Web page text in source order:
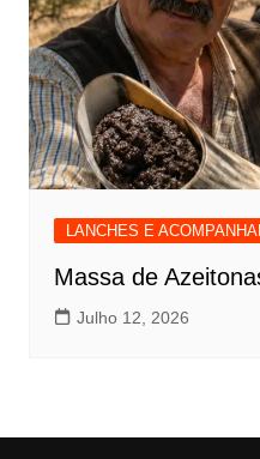
LANCHES E
Massa de
Julho 12, 2026